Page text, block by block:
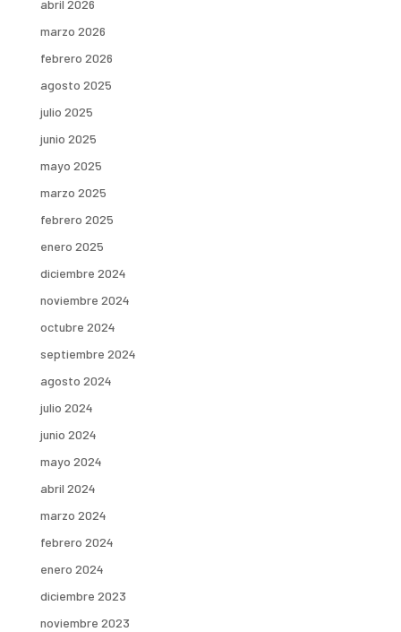
abril 2026
marzo 2026
febrero 2026
agosto 2025
julio 2025
junio 2025
mayo 2025
marzo 2025
febrero 2025
enero 2025
diciembre 2024
noviembre 2024
octubre 2024
septiembre 2024
agosto 2024
julio 2024
junio 2024
mayo 2024
abril 2024
marzo 2024
febrero 2024
enero 2024
diciembre 2023
noviembre 2023